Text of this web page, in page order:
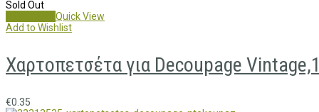
Sold Out
Quick View
Add to Wishlist
Χαρτοπετσέτα για Decoupage
€0.35